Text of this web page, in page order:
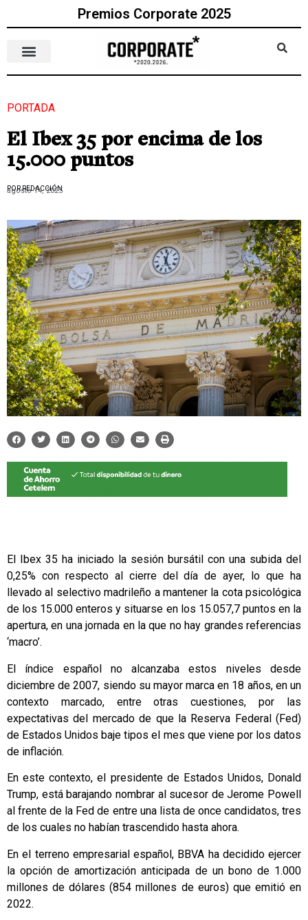
Premios Corporate 2025
PORTADA
El Ibex 35 por encima de los
15.000 puntos
POR REDACCIÓN
agosto 14, 2025
El Ibex 35 ha iniciado la sesión bursátil con una subida del
0,25% con respecto al cierre del día de ayer, lo que ha
llevado al selectivo madrileño a mantener la cota psicológica
de los 15.000 enteros y situarse en los 15.057,7 puntos en la
apertura, en una jornada en la que no hay grandes referencias
‘macro’.
El índice español no alcanzaba estos niveles desde
diciembre de 2007, siendo su mayor marca en 18 años, en un
contexto marcado, entre otras cuestiones, por las
expectativas del mercado de que la Reserva Federal (Fed)
de Estados Unidos baje tipos el mes que viene por los datos
de inflación.
En este contexto, el presidente de Estados Unidos, Donald
Trump, está barajando nombrar al sucesor de Jerome Powell
al frente de la Fed de entre una lista de once candidatos, tres
de los cuales no habían trascendido hasta ahora.
En el terreno empresarial español, BBVA ha decidido ejercer
la opción de amortización anticipada de un bono de 1.000
millones de dólares (854 millones de euros) que emitió en
2022.